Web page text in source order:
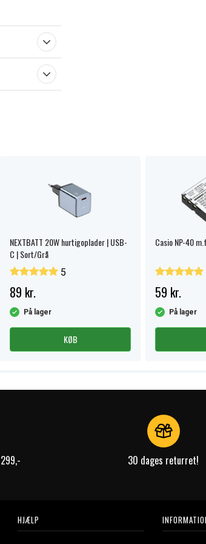
NEXTBATT 20W hurtigoplader | USB-
C | Sort/Grå
5
89 kr.
På lager
KØB
Casio NP-40
59 kr.
På lager
30 dages returret!
HJÆLP